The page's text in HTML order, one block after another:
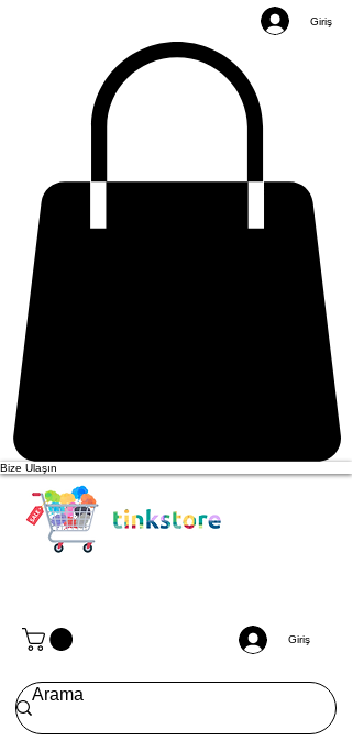
Giriş
Bize Ulaşın
Giriş